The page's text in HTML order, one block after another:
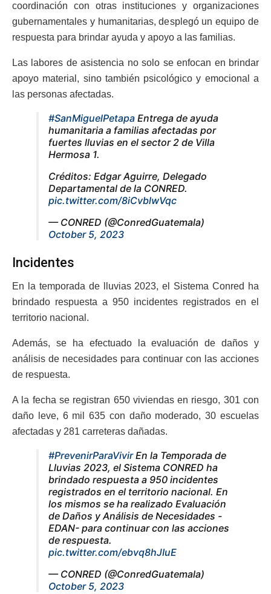
coordinación con otras instituciones y organizaciones
gubernamentales y humanitarias, desplegó un equipo de
respuesta para brindar ayuda y apoyo a las familias.
Las labores de asistencia no solo se enfocan en brindar
apoyo material, sino también psicológico y emocional a
las personas afectadas.
#SanMiguelPetapa Entrega de ayuda
humanitaria a familias afectadas por
fuertes lluvias en el sector 2 de Villa
Hermosa 1.
Créditos: Edgar Aguirre, Delegado
Departamental de la CONRED.
pic.twitter.com/8iCvblwVqc
— CONRED (@ConredGuatemala)
October 5, 2023
Incidentes
En la temporada de lluvias 2023, el Sistema Conred ha
brindado respuesta a 950 incidentes registrados en el
territorio nacional.
Además, se ha efectuado la evaluación de daños y
análisis de necesidades para continuar con las acciones
de respuesta.
A la fecha se registran 650 viviendas en riesgo, 301 con
daño leve, 6 mil 635 con daño moderado, 30 escuelas
afectadas y 281 carreteras dañadas.
#PrevenirParaVivirEn la Temporada de
Lluvias 2023, el Sistema CONRED ha
brindado respuesta a 950 incidentes
registrados en el territorio nacional. En
los mismos se ha realizado Evaluación
de Daños y Análisis de Necesidades -
EDAN- para continuar con las acciones
de respuesta.
pic.twitter.com/ebvq8hJIuE
— CONRED (@ConredGuatemala)
October 5, 2023